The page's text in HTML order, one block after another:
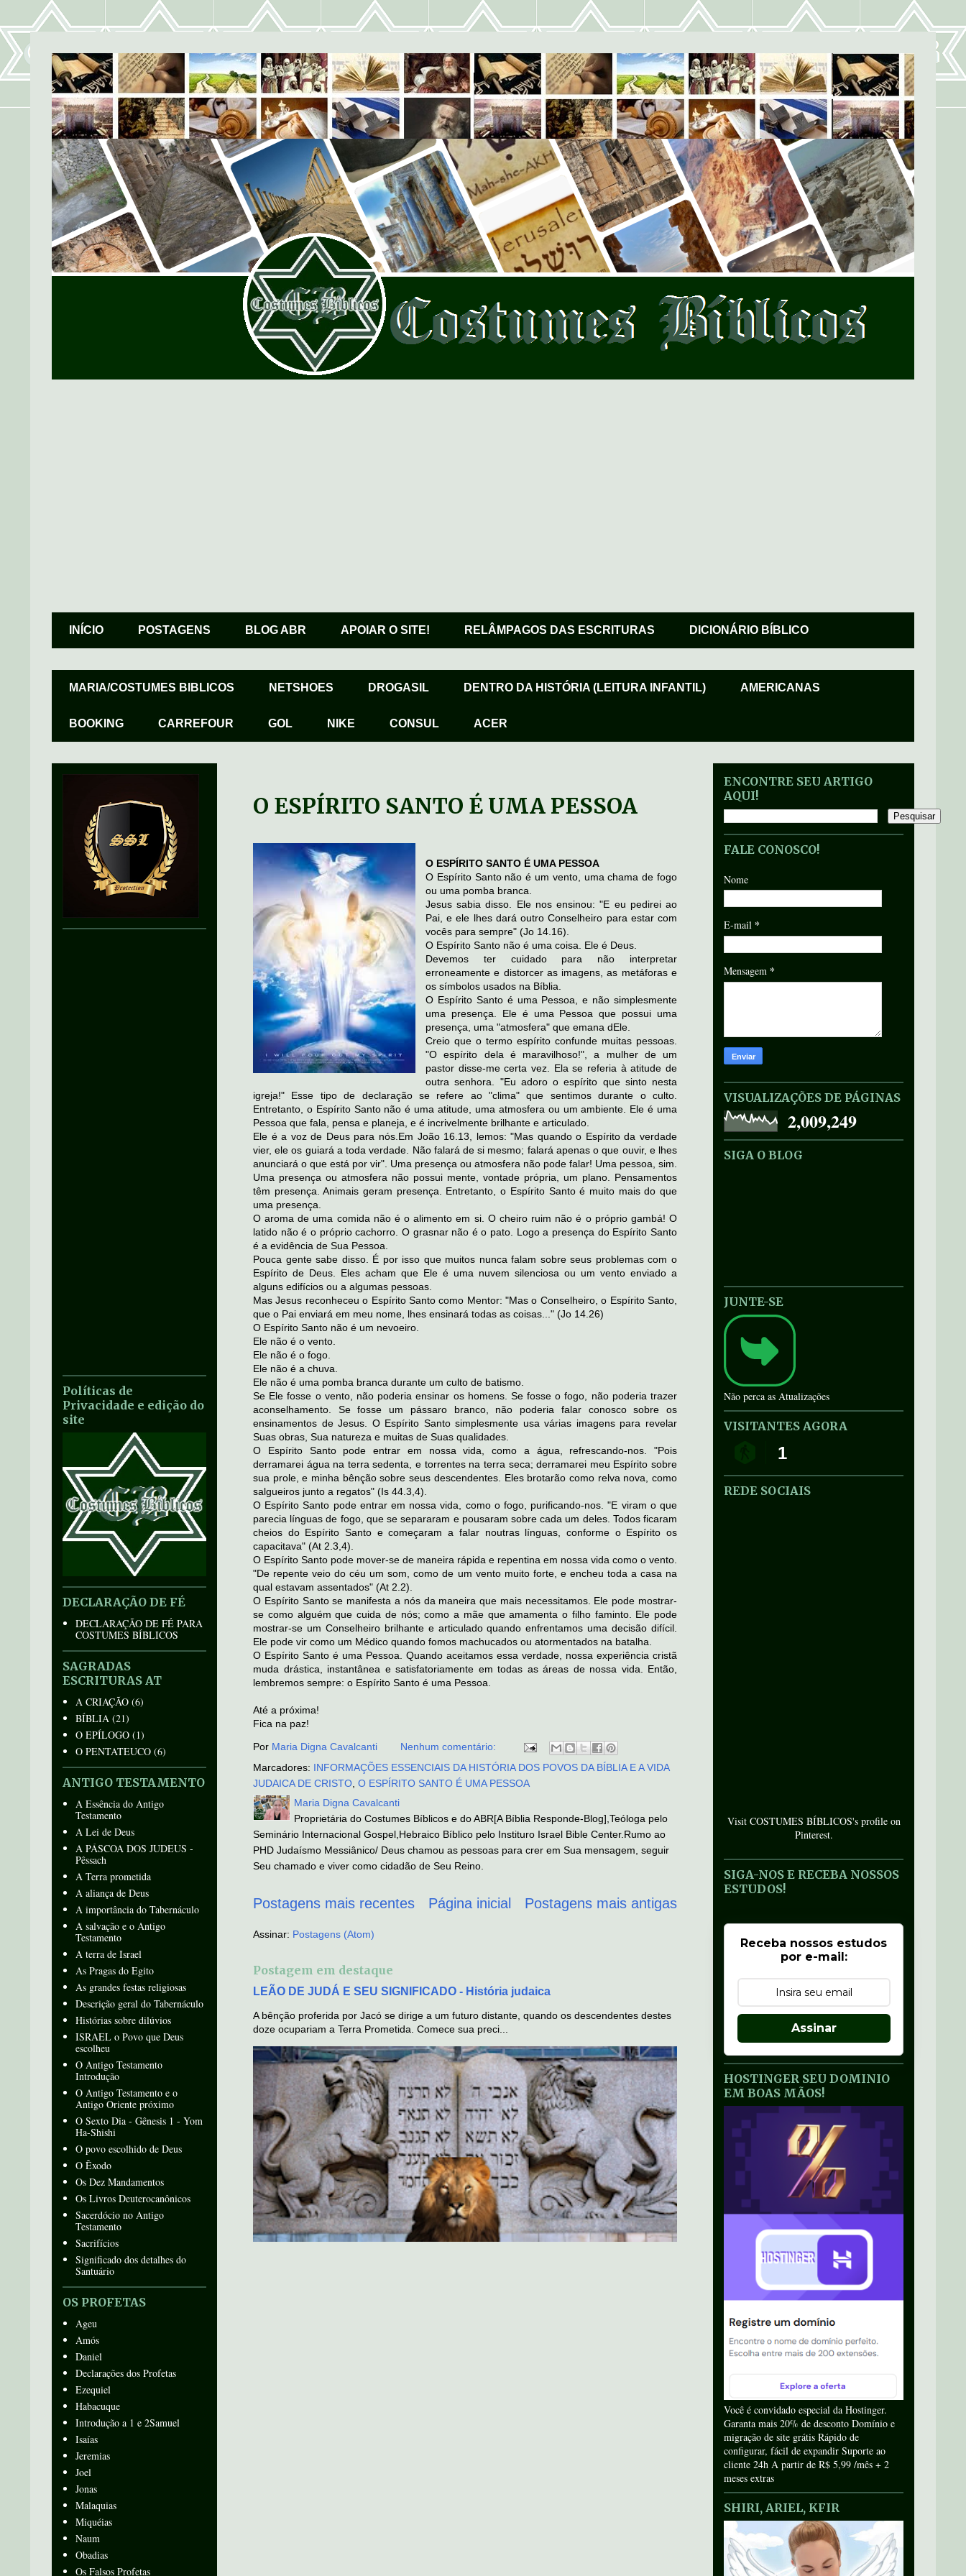
INÍCIO POSTAGENS BLOG ABR APOIAR O SITE! RELÂMPAGOS DAS ESCRITURAS DICIONÁRIO BÍBLICO
MARIA/COSTUMES BIBLICOS NETSHOES DROGASIL DENTRO DA HISTÓRIA (LEITURA INFANTIL) AMERICANAS
BOOKING CARREFOUR GOL NIKE CONSUL ACER
O ESPÍRITO SANTO É UMA PESSOA
O ESPÍRITO SANTO É UMA PESSOA
O Espírito Santo não é um vento, uma chama de fogo
ou uma pomba branca.
Jesus sabia disso. Ele nos ensinou: "E eu pedirei ao
Pai, e ele lhes dará outro Conselheiro para estar com
vocês para sempre" (Jo 14.16).
O Espírito Santo não é uma coisa. Ele é Deus.
Devemos ter cuidado para não interpretar
erroneamente e distorcer as imagens, as metáforas e
os símbolos usados na Bíblia.
O Espírito Santo é uma Pessoa, e não simplesmente
uma presença. Ele é uma Pessoa que possui uma
presença, uma "atmosfera" que emana dEle.
Creio que o termo espírito confunde muitas pessoas.
"O espírito dela é maravilhoso!", a mulher de um
pastor disse-me certa vez. Ela se referia à atitude de
outra senhora. "Eu adoro o espírito que sinto nesta
igreja!" Esse tipo de declaração se refere ao "clima" que sentimos durante o culto.
Entretanto, o Espírito Santo não é uma atitude, uma atmosfera ou um ambiente. Ele é uma
Pessoa que fala, pensa e planeja, e é incrivelmente brilhante e articulado.
Ele é a voz de Deus para nós.Em João 16.13, lemos: "Mas quando o Espírito da verdade
vier, ele os guiará a toda verdade. Não falará de si mesmo; falará apenas o que ouvir, e lhes
anunciará o que está por vir". Uma presença ou atmosfera não pode falar! Uma pessoa, sim.
Uma presença ou atmosfera não possui mente, vontade própria, um plano. Pensamentos
têm presença. Animais geram presença. Entretanto, o Espírito Santo é muito mais do que
uma presença.
O aroma de uma comida não é o alimento em si. O cheiro ruim não é o próprio gambá! O
latido não é o próprio cachorro. O grasnar não é o pato. Logo a presença do Espírito Santo
é a evidência de Sua Pessoa.
Pouca gente sabe disso. É por isso que muitos nunca falam sobre seus problemas com o
Espírito de Deus. Eles acham que Ele é uma nuvem silenciosa ou um vento enviado a
alguns edifícios ou a algumas pessoas.
Mas Jesus reconheceu o Espírito Santo como Mentor: "Mas o Conselheiro, o Espírito Santo,
que o Pai enviará em meu nome, lhes ensinará todas as coisas..." (Jo 14.26)
O Espírito Santo não é um nevoeiro.
Ele não é o vento.
Ele não é o fogo.
Ele não é a chuva.
Ele não é uma pomba branca durante um culto de batismo.
Se Ele fosse o vento, não poderia ensinar os homens. Se fosse o fogo, não poderia trazer
aconselhamento. Se fosse um pássaro branco, não poderia falar conosco sobre os
ensinamentos de Jesus. O Espírito Santo simplesmente usa várias imagens para revelar
Suas obras, Sua natureza e muitas de Suas qualidades.
O Espírito Santo pode entrar em nossa vida, como a água, refrescando-nos. "Pois
derramarei água na terra sedenta, e torrentes na terra seca; derramarei meu Espírito sobre
sua prole, e minha bênção sobre seus descendentes. Eles brotarão como relva nova, como
salgueiros junto a regatos" (Is 44.3,4).
O Espírito Santo pode entrar em nossa vida, como o fogo, purificando-nos. "E viram o que
parecia línguas de fogo, que se separaram e pousaram sobre cada um deles. Todos ficaram
cheios do Espírito Santo e começaram a falar noutras línguas, conforme o Espírito os
capacitava" (At 2.3,4).
O Espírito Santo pode mover-se de maneira rápida e repentina em nossa vida como o vento.
"De repente veio do céu um som, como de um vento muito forte, e encheu toda a casa na
qual estavam assentados" (At 2.2).
O Espírito Santo se manifesta a nós da maneira que mais necessitamos. Ele pode mostrar-
se como alguém que cuida de nós; como a mãe que amamenta o filho faminto. Ele pode
mostrar-se um Conselheiro brilhante e articulado quando enfrentamos uma decisão difícil.
Ele pode vir como um Médico quando fomos machucados ou atormentados na batalha.
O Espírito Santo é uma Pessoa. Quando aceitamos essa verdade, nossa experiência cristã
muda drástica, instantânea e satisfatoriamente em todas as áreas de nossa vida. Então,
lembremos sempre: o Espírito Santo é uma Pessoa.
Até a próxima!
Fica na paz!
Por Maria Digna Cavalcanti
Nenhum comentário:
Marcadores: INFORMAÇÕES ESSENCIAIS DA HISTÓRIA DOS POVOS DA BÍBLIA E A VIDA
JUDAICA DE CRISTO O ESPÍRITO SANTO É UMA PESSOA
Maria Digna Cavalcanti
Proprietária do Costumes Bíblicos e do ABR[A Bíblia Responde-Blog],Teóloga pelo
Seminário Internacional Gospel,Hebraico Bíblico pelo Instituro Israel Bible Center.Rumo ao
PHD Judaísmo Messiânico/ Deus chamou as pessoas para crer em Sua mensagem, seguir
Seu chamado e viver como cidadão de Seu Reino.
Postagens mais recentes Postagens mais antigas
Página inicial
Assinar: Postagens (Atom)
Postagem em destaque
LEÃO DE JUDÁ E SEU SIGNIFICADO - História judaica
A bênção proferida por Jacó se dirige a um futuro distante, quando os descendentes destes
doze ocupariam a Terra Prometida. Comece sua preci...
Políticas de
Privacidade e edição do
site
DECLARAÇÃO DE FÉ
DECLARAÇÃO DE FÉ PARA
COSTUMES BÍBLICOS
SAGRADAS
ESCRITURAS AT
A CRIAÇÃO (6)
BÍBLIA (21)
O EPÍLOGO (1)
O PENTATEUCO (6)
ANTIGO TESTAMENTO
A Essência do Antigo
Testamento
A Lei de Deus
A PÁSCOA DOS JUDEUS -
Pêssach
A Terra prometida
A aliança de Deus
A importância do Tabernáculo
A salvação e o Antigo
Testamento
A terra de Israel
As Pragas do Egito
As grandes festas religiosas
Descrição geral do Tabernáculo
Histórias sobre dilúvios
ISRAEL o Povo que Deus
escolheu
O Antigo Testamento
Introdução
O Antigo Testamento e o
Antigo Oriente próximo
O Sexto Dia - Gênesis 1 - Yom
Ha-Shishi
O povo escolhido de Deus
O Êxodo
Os Dez Mandamentos
Os Livros Deuterocanônicos
Sacerdócio no Antigo
Testamento
Sacrifícios
Significado dos detalhes do
Santuário
OS PROFETAS
Ageu
Amós
Daniel
Declarações dos Profetas
Ezequiel
Habacuque
Introdução a 1 e 2Samuel
Isaías
Jeremias
Joel
Jonas
Malaquias
Miquéias
Naum
Obadias
Os Falsos Profetas
ENCONTRE SEU ARTIGO
AQUI!
FALE CONOSCO!
Nome
E-mail *
Mensagem *
VISUALIZAÇÕES DE PÁGINAS
2,009,249
SIGA O BLOG
JUNTE-SE
Não perca as Atualizações
VISITANTES AGORA
1
REDE SOCIAIS
Visit COSTUMES BÍBLICOS's profile on
Pinterest.
SIGA-NOS E RECEBA NOSSOS
ESTUDOS!
Receba nossos estudos
por e-mail:
Assinar
HOSTINGER SEU DOMINIO
EM BOAS MÃOS!
Você é convidado especial da Hostinger.
Garanta mais 20% de desconto Domínio e
migração de site grátis Rápido de
configurar, fácil de expandir Suporte ao
cliente 24h A partir de R$ 5,99 /mês + 2
meses extras
SHIRI, ARIEL, KFIR